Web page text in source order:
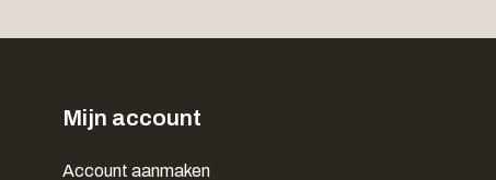
Mijn account
Account aanmaken